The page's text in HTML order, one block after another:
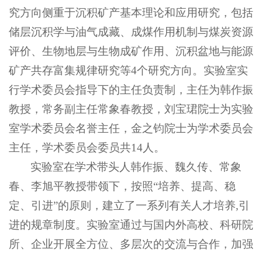
究方向侧重于沉积矿产基本理论和应用研究，包括
储层沉积学与油气成藏、成煤作用机制与煤炭资源
评价、生物地层与生物成矿作用、沉积盆地与能源
矿产共存富集规律研究等4个研究方向。实验室实
行学术委员会指导下的主任负责制，主任为韩作振
教授，常务副主任常象春教授，刘宝珺院士为实验
室学术委员会名誉主任，金之钧院士为学术委员会
主任，学术委员会委员共14人。
实验室在学术带头人韩作振、魏久传、常象
春、李旭平教授带领下，按照“培养、提高、稳
定、引进”的原则，建立了一系列有关人才培养,引
进的规章制度。实验室通过与国内外高校、科研院
所、企业开展全方位、多层次的交流与合作，加强